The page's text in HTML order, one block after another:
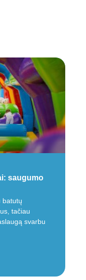
saugumo
batutų
tačiau
svarbu